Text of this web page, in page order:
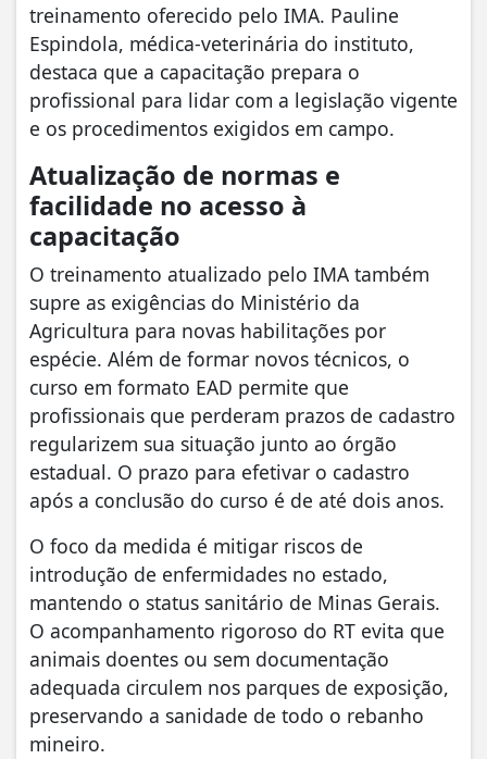
treinamento oferecido pelo IMA. Pauline
Espindola, médica-veterinária do instituto,
destaca que a capacitação prepara o
profissional para lidar com a legislação vigente
e os procedimentos exigidos em campo.
Atualização de normas e
facilidade no acesso à
capacitação
​O treinamento atualizado pelo IMA também
supre as exigências do Ministério da
Agricultura para novas habilitações por
espécie. Além de formar novos técnicos, o
curso em formato EAD permite que
profissionais que perderam prazos de cadastro
regularizem sua situação junto ao órgão
estadual. O prazo para efetivar o cadastro
após a conclusão do curso é de até dois anos.
​O foco da medida é mitigar riscos de
introdução de enfermidades no estado,
mantendo o status sanitário de Minas Gerais.
O acompanhamento rigoroso do RT evita que
animais doentes ou sem documentação
adequada circulem nos parques de exposição,
preservando a sanidade de todo o rebanho
mineiro.